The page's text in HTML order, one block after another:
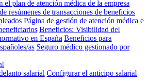
el plan de atención médica de la empresa
resúmenes de transacciones de beneficios
Página de gestión de atención médica e
Beneficios: Visibilidad del
en España Beneficios para
as Seguro médico gestionado por
salarial Configurar el anticipo salarial